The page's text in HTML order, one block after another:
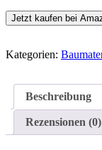
Jetzt kaufen bei
Kategorien:
Beschreibung
Rezensionen (0)